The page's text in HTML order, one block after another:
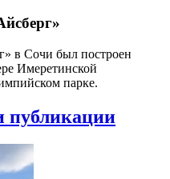
в Сочи был построен
Имеретинской
парке.
публикации